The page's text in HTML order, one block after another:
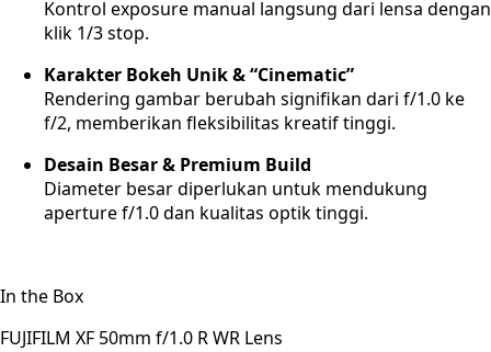
Kontrol exposure manual langsung dari lensa dengan
klik 1/3 stop.
Karakter Bokeh Unik & “Cinematic”
Rendering gambar berubah signifikan dari f/1.0 ke
f/2, memberikan fleksibilitas kreatif tinggi.
Desain Besar & Premium Build
Diameter besar diperlukan untuk mendukung
aperture f/1.0 dan kualitas optik tinggi.
In the Box
FUJIFILM XF 50mm f/1.0 R WR Lens